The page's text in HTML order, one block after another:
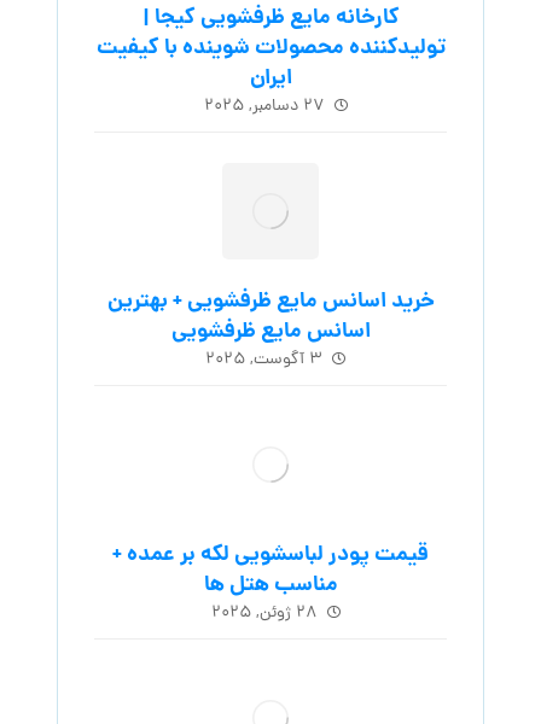
کارخانه مایع ظرفشویی کیجا |
تولیدکننده محصولات شوینده با کیفیت
ایران
۲۷ دسامبر, ۲۰۲۵
خرید اسانس مایع ظرفشویی + بهترین
اسانس مایع ظرفشویی
۳ آگوست, ۲۰۲۵
قیمت پودر لباسشویی لکه بر عمده +
مناسب هتل ها
۲۸ ژوئن, ۲۰۲۵